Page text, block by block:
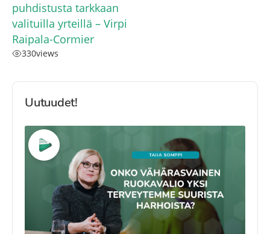
puhdistusta tarkkaan
valituilla yrteillä – Virpi
Raipala-Cormier
330views
Uutuudet!